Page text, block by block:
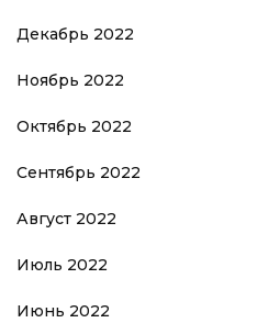
Декабрь 2022
Ноябрь 2022
Октябрь 2022
Сентябрь 2022
Август 2022
Июль 2022
Июнь 2022